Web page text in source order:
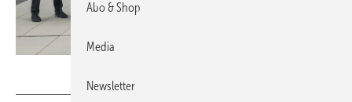
Abo & Shop
Media
Newsletter